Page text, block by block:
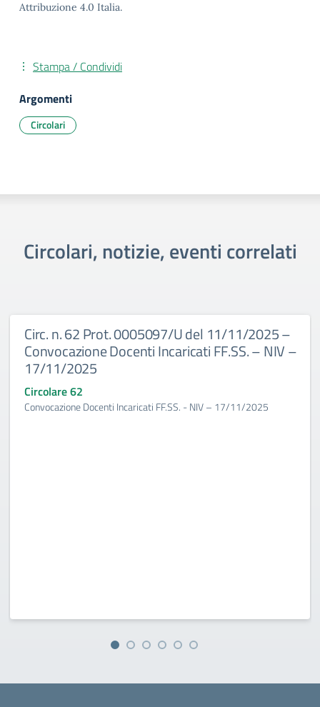
Attribuzione 4.0 Italia.
Stampa / Condividi
Argomenti
Circolari
Circolari, notizie, eventi correlati
Circ. n. 62 Prot. 0005097/U del 11/11/2025 –
Convocazione Docenti Incaricati FF.SS. – NIV –
17/11/2025
Circolare 62
Convocazione Docenti Incaricati FF.SS. - NIV – 17/11/2025